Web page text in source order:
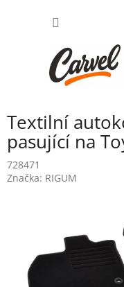
Textilní
pasující na
728471
Značka: RIGUM